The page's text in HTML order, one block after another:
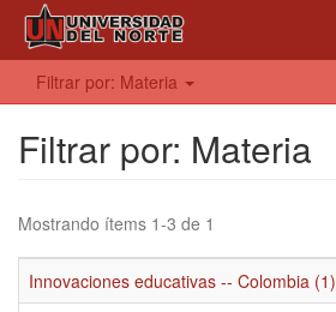
Filtrar por: Materia
Filtrar por: Materia
Mostrando ítems 1-3 de 1
Innovaciones educativas -- Colombia (1)